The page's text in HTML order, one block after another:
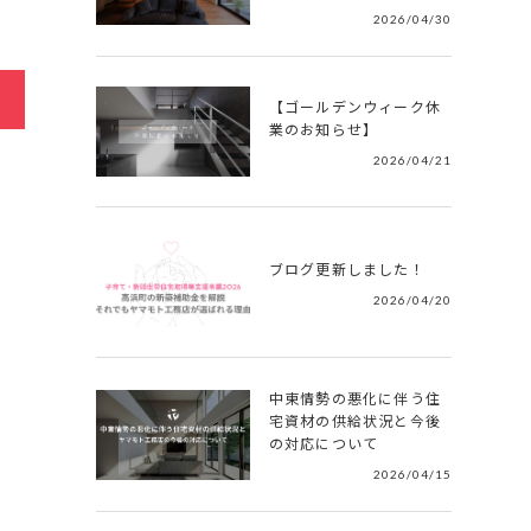
2026/04/30
【ゴールデンウィーク休
業のお知らせ】
2026/04/21
ブログ更新しました！
2026/04/20
中東情勢の悪化に伴う住
宅資材の供給状況と今後
の対応について
2026/04/15